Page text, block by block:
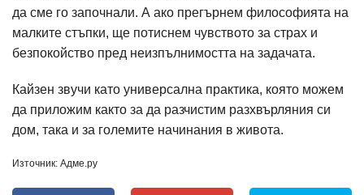
да сме го започнали. А ако прегърнем философията на
малките стъпки, ще потиснем чувството за страх и
безпокойство пред неизпълнимостта на задачата.
Кайзен звучи като универсална практика, която можем
да приложим както за да разчистим разхвърляния си
дом, така и за големите начинания в живота.
Източник: Адме.ру